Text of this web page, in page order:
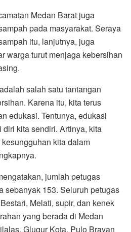
Medan Barat juga
pada masyarakat. Seraya
itu, lanjutnya, juga
warga turut menjaga kebersihan
salah satu tantangan
Karena itu, kita terus
edukasi. Tentunya, edukasi
kita sendiri. Artinya, kita
kita dalam
jumlah petugas
sebanyak 153. Seluruh petugas
Melati, supir, dan kenek
yang berada di Medan
Glugur Kota, Pulo Brayan